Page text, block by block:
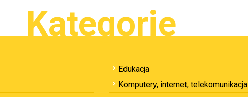
Kategorie
Edukacja
Komputery, internet, telekomunikacja